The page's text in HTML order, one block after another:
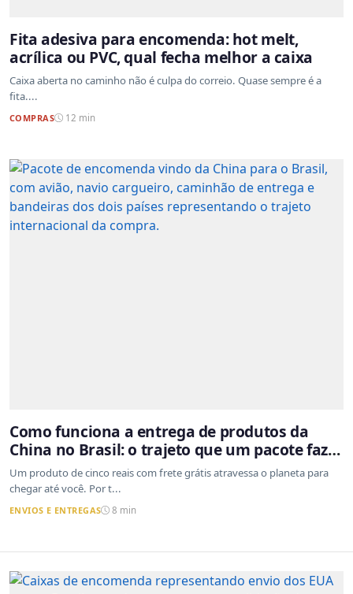
Fita adesiva para encomenda: hot melt,
acrílica ou PVC, qual fecha melhor a caixa
Caixa aberta no caminho não é culpa do correio. Quase sempre é a
fita....
COMPRAS 12 min
Como funciona a entrega de produtos da
China no Brasil: o trajeto que um pacote faz
do outro lado do mundo até a sua casa
Um produto de cinco reais com frete grátis atravessa o planeta para
chegar até você. Por t...
ENVIOS E ENTREGAS 8 min